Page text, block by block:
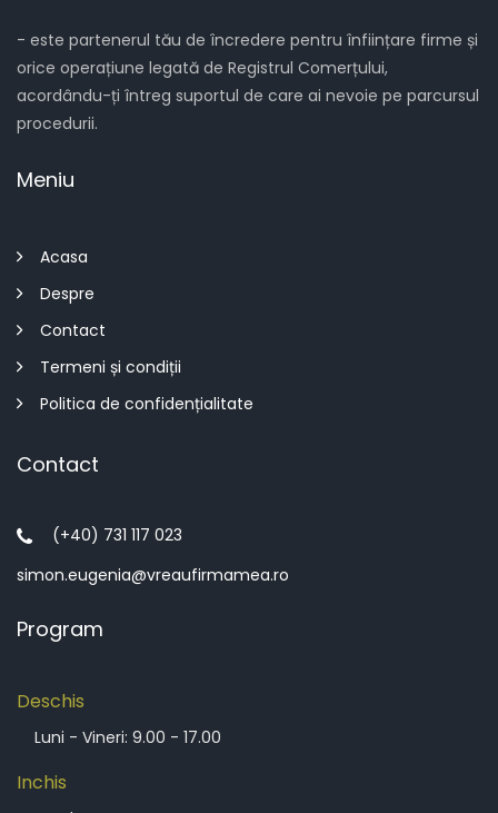
- este partenerul tău de încredere pentru înființare firme și
orice operațiune legată de Registrul Comerțului,
acordându-ți întreg suportul de care ai nevoie pe parcursul
procedurii.
Meniu
Acasa
Despre
Contact
Termeni și condiții
Politica de confidențialitate
Contact
(+40) 731 117 023
simon.eugenia@vreaufirmamea.ro
Program
Deschis
Luni - Vineri: 9.00 - 17.00
Inchis